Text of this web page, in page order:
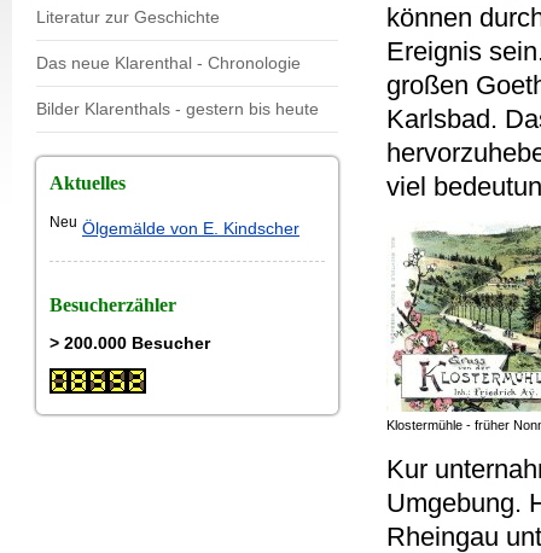
Literatur zur Geschichte
Das neue Klarenthal - Chronologie
Bilder Klarenthals - gestern bis heute
Aktuelles
Neu Ölgemälde von E. Kindscher
Besucherzähler
> 200.000 Besucher
können
Ereignis
großen
Karlsbad.
viel
Klostermühle - früher
Kur
Umgebung.
Rheingau